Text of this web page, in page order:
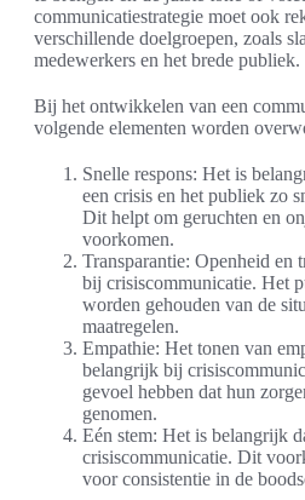
communicatiestrategie moet ook
verschillende doelgroepen, zoals
medewerkers en het brede publiek.
Bij het ontwikkelen van een
volgende elementen worden
Snelle respons: Het is
een crisis en het publiek zo
Dit helpt om geruchten en
voorkomen.
Transparantie: Openheid en
bij crisiscommunicatie. Het
worden gehouden van de
maatregelen.
Empathie: Het tonen van
belangrijk bij
gevoel hebben dat hun
genomen.
Eén stem: Het is belangrijk
crisiscommunicatie. Dit
voor consistentie in de